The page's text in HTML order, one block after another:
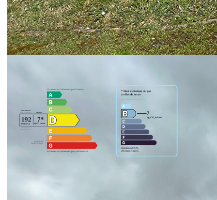
Nos honoraires Nous contacter
Diagnostics énergétiques